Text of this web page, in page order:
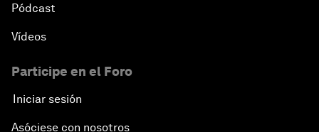
Pódcast
Vídeos
Participe en el Foro
Iniciar sesión
Asóciese con nosotros